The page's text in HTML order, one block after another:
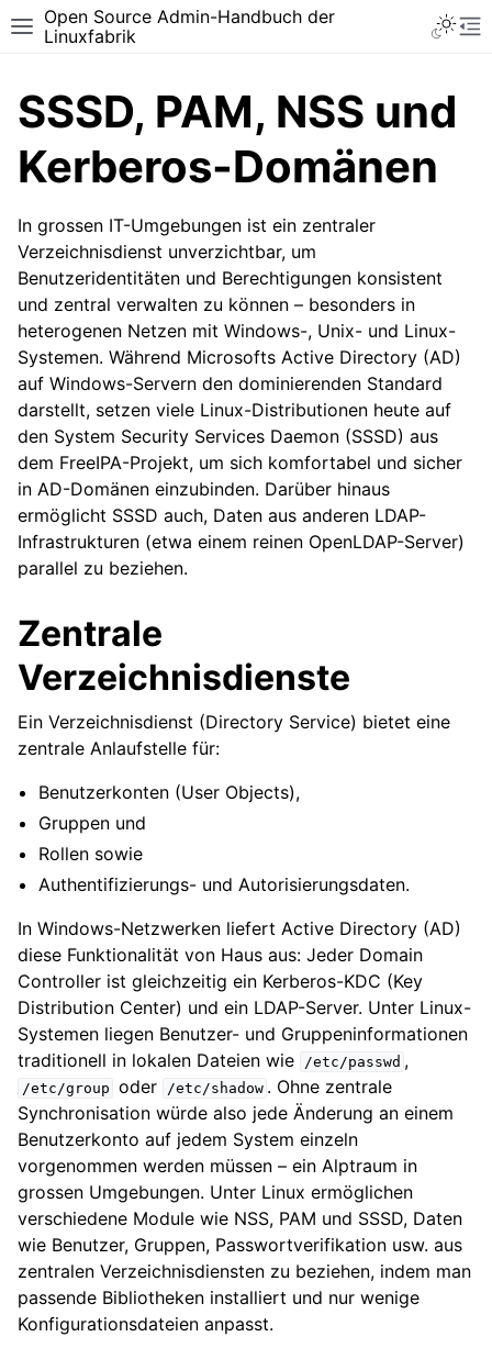
Toggle site navigation sidebar
Open Source Admin-Handbuch der
Linuxfabrik
SSSD, PAM, NSS und
Kerberos-Domänen
In grossen IT-Umgebungen ist ein zentraler
Verzeichnisdienst unverzichtbar, um
Benutzeridentitäten und Berechtigungen konsistent
und zentral verwalten zu können – besonders in
heterogenen Netzen mit Windows-, Unix- und Linux-
Systemen. Während Microsofts Active Directory (AD)
auf Windows-Servern den dominierenden Standard
darstellt, setzen viele Linux-Distributionen heute auf
den System Security Services Daemon (SSSD) aus
dem FreeIPA-Projekt, um sich komfortabel und sicher
in AD-Domänen einzubinden. Darüber hinaus
ermöglicht SSSD auch, Daten aus anderen LDAP-
Infrastrukturen (etwa einem reinen OpenLDAP-Server)
parallel zu beziehen.
Zentrale
Verzeichnisdienste
Ein Verzeichnisdienst (Directory Service) bietet eine
zentrale Anlaufstelle für:
Benutzerkonten (User Objects),
Gruppen und
Rollen sowie
Authentifizierungs- und Autorisierungsdaten.
In Windows-Netzwerken liefert Active Directory (AD)
diese Funktionalität von Haus aus: Jeder Domain
Controller ist gleichzeitig ein Kerberos-KDC (Key
Distribution Center) und ein LDAP-Server. Unter Linux-
Systemen liegen Benutzer- und Gruppeninformationen
traditionell in lokalen Dateien wie
/etc/passwd ,
/etc/group oder /etc/shadow . Ohne zentrale
Synchronisation würde also jede Änderung an einem
Benutzerkonto auf jedem System einzeln
vorgenommen werden müssen – ein Alptraum in
grossen Umgebungen. Unter Linux ermöglichen
verschiedene Module wie NSS, PAM und SSSD, Daten
wie Benutzer, Gruppen, Passwortverifikation usw. aus
zentralen Verzeichnisdiensten zu beziehen, indem man
passende Bibliotheken installiert und nur wenige
Konfigurationsdateien anpasst.